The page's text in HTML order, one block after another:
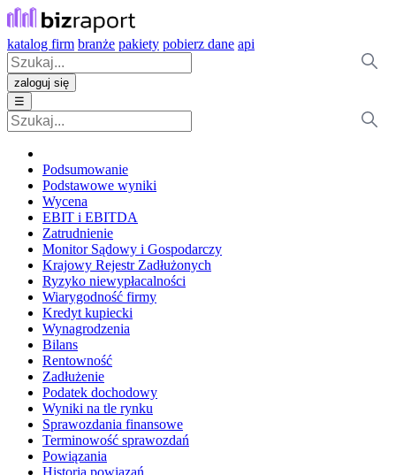
katalog firm branże pakiety pobierz dane api
zaloguj się
☰
Podsumowanie
Podstawowe wyniki
Wycena
EBIT i EBITDA
Zatrudnienie
Monitor Sądowy i Gospodarczy
Krajowy Rejestr Zadłużonych
Ryzyko niewypłacalności
Wiarygodność firmy
Kredyt kupiecki
Wynagrodzenia
Bilans
Rentowność
Zadłużenie
Podatek dochodowy
Wyniki na tle rynku
Sprawozdania finansowe
Terminowość sprawozdań
Powiązania
Historia powiązań